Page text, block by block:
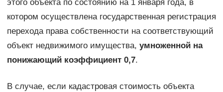
этого объекта по состоянию на 1 января года, в
котором осуществлена государственная регистрация
перехода права собственности на соответствующий
объект недвижимого имущества, умноженной на
понижающий коэффициент 0,7.
В случае, если кадастровая стоимость объекта